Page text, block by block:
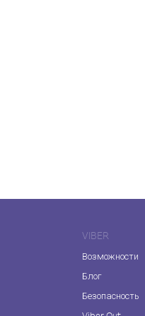
VIBER
Возможности
Блог
Безопасность